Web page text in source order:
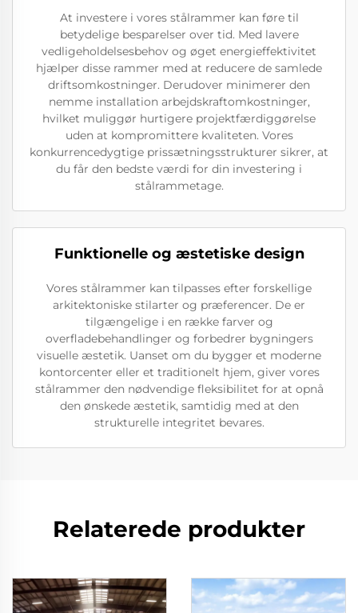
At investere i vores stålrammer kan føre til
betydelige besparelser over tid. Med lavere
vedligeholdelsesbehov og øget energieffektivitet
hjælper disse rammer med at reducere de samlede
driftsomkostninger. Derudover minimerer den
nemme installation arbejdskraftomkostninger,
hvilket muliggør hurtigere projektfærdiggørelse
uden at kompromittere kvaliteten. Vores
konkurrencedygtige prissætningsstrukturer sikrer, at
du får den bedste værdi for din investering i
stålrammetage.
Funktionelle og æstetiske design
Vores stålrammer kan tilpasses efter forskellige
arkitektoniske stilarter og præferencer. De er
tilgængelige i en række farver og
overfladebehandlinger og forbedrer bygningers
visuelle æstetik. Uanset om du bygger et moderne
kontorcenter eller et traditionelt hjem, giver vores
stålrammer den nødvendige fleksibilitet for at opnå
den ønskede æstetik, samtidig med at den
strukturelle integritet bevares.
Relaterede produkter